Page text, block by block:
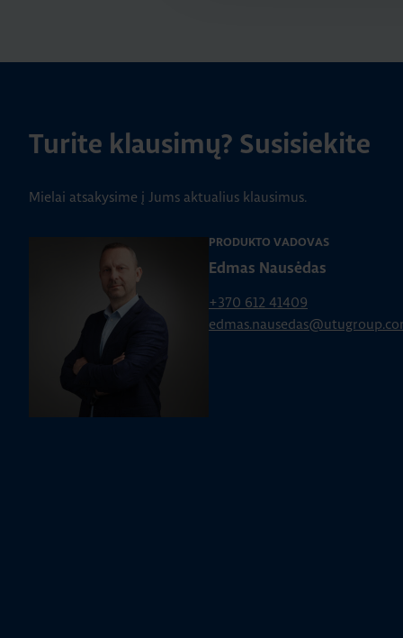
Turite klausimų? Susisiekite
Mielai atsakysime į Jums aktualius klausimus.
PRODUKTO VADOVAS
Edmas Nausėdas
+370 612 41409